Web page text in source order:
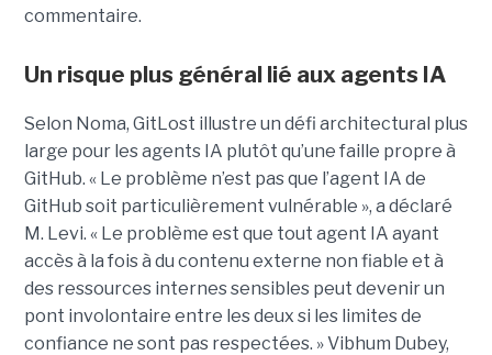
commentaire.
Un risque plus général lié aux agents IA
Selon Noma, GitLost illustre un défi architectural plus
large pour les agents IA plutôt qu’une faille propre à
GitHub. « Le problème n’est pas que l’agent IA de
GitHub soit particulièrement vulnérable », a déclaré
M. Levi. « Le problème est que tout agent IA ayant
accès à la fois à du contenu externe non fiable et à
des ressources internes sensibles peut devenir un
pont involontaire entre les deux si les limites de
confiance ne sont pas respectées. » Vibhum Dubey,